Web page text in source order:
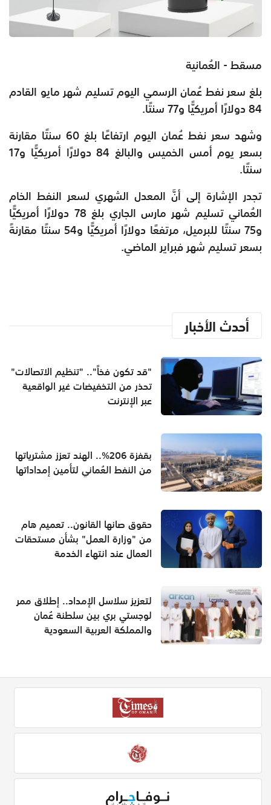
مسقط - العُمانية
بلغ سعر نفط عُمان الرسمي اليوم تسليم شهر مايو القادم
84 دولارًا أمريكيًّا و77 سنتًا.
وشهد سعر نفط عُمان اليوم ارتفاعًا بلغ 60 سنتًا مقارنة
بسعر يوم أمس الخميس والبالغ 84 دولارًا أمريكيًّا و17
سنتًا.
تجدر الإشارة إلى أنَّ المعدل الشهري لسعر النفط الخام
العُماني تسليم شهر مارس الجاري بلغ 78 دولارًا أمريكيًّا
و75 سنتًا للبرميل، مرتفعًا دولارًا أمريكيًّا و54 سنتًا مقارنةً
بسعر تسليم شهر فبراير الماضي.
أحدث الأخبار
"قد تكون فخاً".. "تنظيم الاتصالات"
تحذر من التخفيضات غير الواقعية
عبر الإنترنت
بقفزة 206%.. الهند تعزز مشترياتها
من النفط العُماني لتأمين إمداداتها
حقوق صانها القانون.. تعميم هام
من "وزارة العمل" بشأن مستحقات
العمال عند انتهاء الخدمة
لتعزيز سلاسل الإمداد.. إطلاق ممر
لوجستي بري بين سلطنة عُمان
والمملكة العربية السعودية